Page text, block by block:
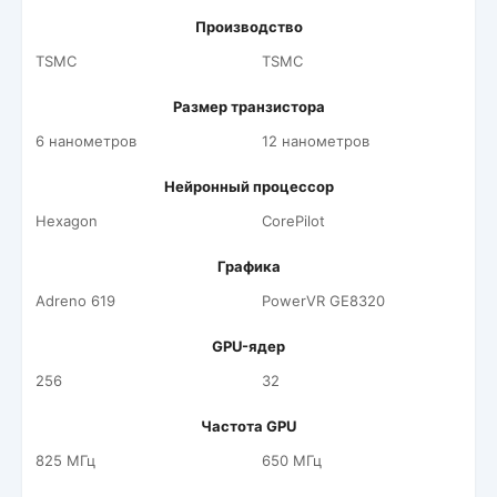
Производство
TSMC
TSMC
Размер транзистора
6 нанометров
12 нанометров
Нейронный процессор
Hexagon
CorePilot
Графика
Adreno 619
PowerVR GE8320
GPU-ядер
256
32
Частота GPU
825 МГц
650 МГц